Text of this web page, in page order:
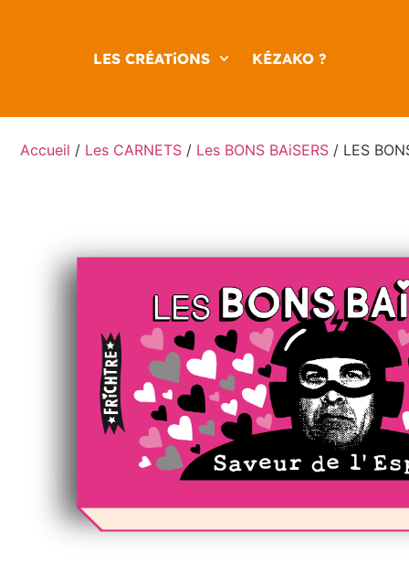
LES CRÉATiONS KÉZAKO ?
Accueil / Les CARNETS / Les BONS BAiSERS / LES